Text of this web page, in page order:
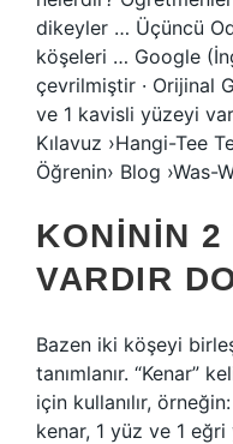
dikeyler … Üçüncü
köşeleri … Google
çevrilmiştir · Orijinal
ve 1 kavisli yüzeyi
Kılavuz ›Hangi-Tee
Öğrenin› Blog ›Was-
KONININ 2
VARDIR
Bazen iki köşeyi
tanımlanır. “Kenar”
için kullanılır,
kenar, 1 yüz ve 1